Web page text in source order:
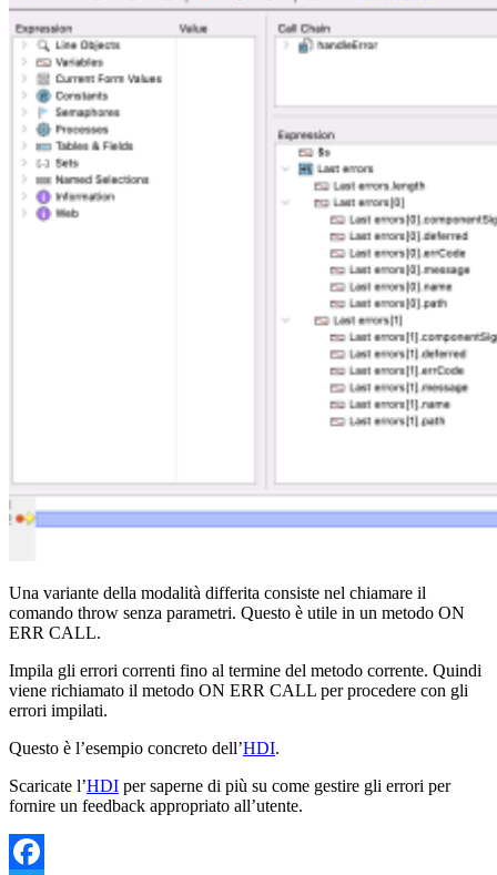
Una variante della modalità differita consiste nel chiamare il
comando throw senza parametri. Questo è utile in un metodo ON
ERR CALL.
Impila gli errori correnti fino al termine del metodo corrente. Quindi
viene richiamato il metodo ON ERR CALL per procedere con gli
errori impilati.
Questo è l’esempio concreto dell’HDI.
Scaricate l’HDI per saperne di più su come gestire gli errori per
fornire un feedback appropriato all’utente.